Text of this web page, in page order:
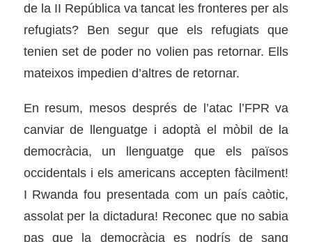
de la II República va tancat les fronteres per als
refugiats? Ben segur que els refugiats que
tenien set de poder no volien pas retornar. Ells
mateixos impedien d’altres de retornar.
En resum, mesos després de l’atac l’FPR va
canviar de llenguatge i adoptà el mòbil de la
democràcia, un llenguatge que els països
occidentals i els americans accepten fàcilment!
I Rwanda fou presentada com un país caòtic,
assolat per la dictadura! Reconec que no sabia
pas que la democràcia es nodrís de sang